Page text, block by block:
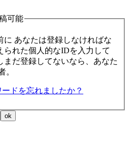
可能
ばな
られた個人的なIDを入力して
まだ登録してないなら、あなた
。
ドを忘れましたか？